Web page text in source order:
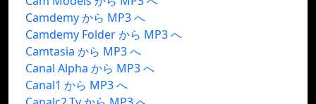
Camdemy から MP3 へ
Camdemy Folder から MP3 へ
Camtasia から MP3 へ
Canal Alpha から MP3 へ
Canal1 から MP3 へ